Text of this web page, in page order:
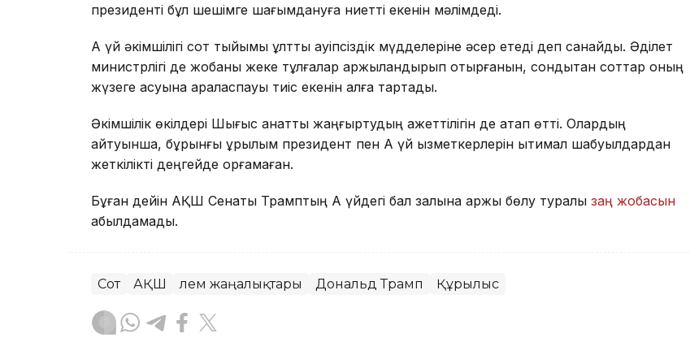
президенті бұл шешімге шағымдануға ниетті екенін мәлімдеді.
Ақ үй әкімшілігі сот тыйымы ұлттық қауіпсіздік мүдделеріне әсер етеді деп санайды. Әділет
министрлігі де жобаны жеке тұлғалар қаржыландырып отырғанын, сондықтан соттар оның
жүзеге асуына араласпауы тиіс екенін алға тартады.
Әкімшілік өкілдері Шығыс қанатты жаңғыртудың қажеттілігін де атап өтті. Олардың
айтуынша, бұрынғы құрылым президент пен Ақ үй қызметкерлерін ықтимал шабуылдардан
жеткілікті деңгейде қорғамаған.
Бұған дейін АҚШ Сенаты Трамптың Ақ үйдегі бал залына қаржы бөлу туралы заң жобасын
қабылдамады.
Сот АҚШ Әлем жаңалықтары Дональд Трамп Құрылыс